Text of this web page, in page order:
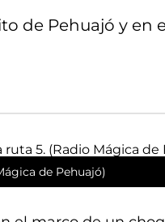
de Pehuajó y
de Pehuajó)